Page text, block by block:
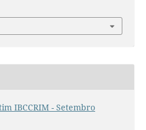
IBCCRIM - Setembro